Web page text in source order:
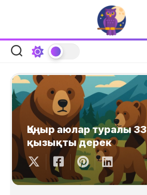
Қоңыр аюлар туралы 33
қызықты дерек